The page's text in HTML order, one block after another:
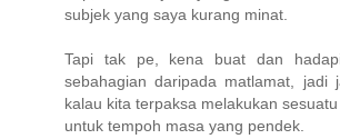
subjek yang saya kurang minat.
Tapi tak pe, kena buat dan
sebahagian daripada matlamat, jadi
kalau kita terpaksa melakukan
untuk tempoh masa yang pendek.